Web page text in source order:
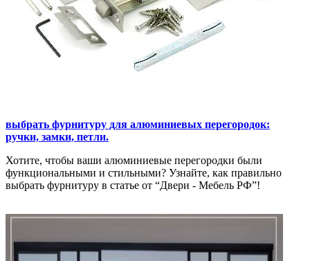
выбрать фурнитуру для алюминиевых перегородок:
ручки, замки, петли.
Хотите, чтобы ваши алюминиевые перегородки были
функциональными и стильными? Узнайте, как правильно
выбрать фурнитуру в статье от “Двери - Мебель РФ”!